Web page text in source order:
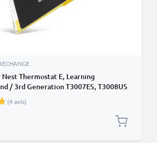
Thermostat E, Learning
/ 3rd Generation T3007ES, T3008US
de remplacement
(4 avis)